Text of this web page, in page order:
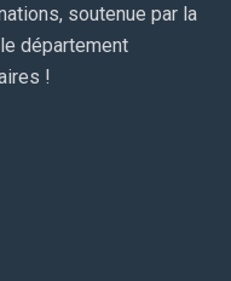
soutenue par la
département
!